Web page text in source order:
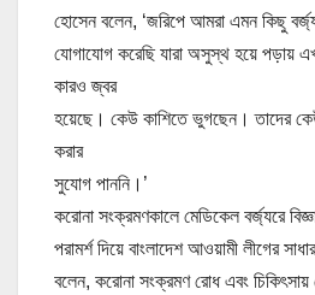
হোসেন বলেন, ‘জরিপে আমরা এমন কিছু
যোগাযোগ করেছি যারা অসুস্থ হয়ে পড়ায়
কারও জ্বর
হয়েছে। কেউ কাশিতে ভুগছেন। তাদের
করার
সুযোগ পাননি।’
করোনা সংক্রমণকালে মেডিকেল বর্জ্যরে
পরামর্শ দিয়ে বাংলাদেশ আওয়ামী লীগের
বলেন, করোনা সংক্রমণ রোধ এবং চিকিৎসায়